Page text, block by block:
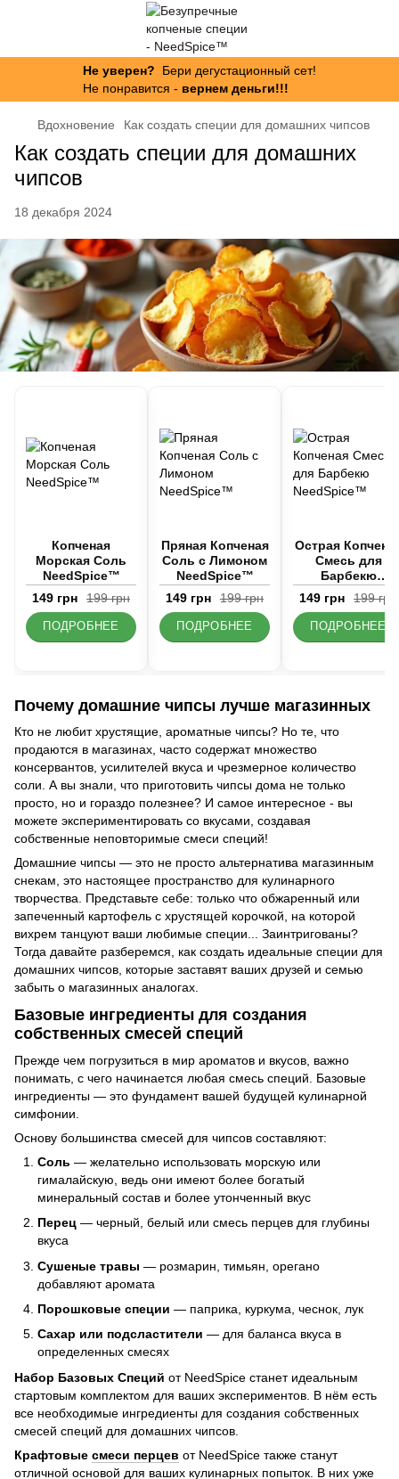
Не уверен? Бери дегустационный сет!
Не понравится - вернем деньги!!!
Вдохновение Как создать специи для домашних чипсов
Как создать специи для домашних
чипсов
18 декабря 2024
Копченая
Морская Соль
NeedSpice™
149 грн
199 грн
ПОДРОБНЕЕ
Пряная Копченая
Соль с Лимоном
NeedSpice™
149 грн
199 грн
ПОДРОБНЕЕ
Острая
Смесь для
Барбекю
NeedSpice™
149 грн 199 грн
ПОДРОБНЕЕ
Почему домашние чипсы лучше магазинных
Кто не любит хрустящие, ароматные чипсы? Но те, что
продаются в магазинах, часто содержат множество
консервантов, усилителей вкуса и чрезмерное количество
соли. А вы знали, что приготовить чипсы дома не только
просто, но и гораздо полезнее? И самое интересное - вы
можете экспериментировать со вкусами, создавая
собственные неповторимые смеси специй!
Домашние чипсы — это не просто альтернатива магазинным
снекам, это настоящее пространство для кулинарного
творчества. Представьте себе: только что обжаренный или
запеченный картофель с хрустящей корочкой, на которой
вихрем танцуют ваши любимые специи... Заинтригованы?
Тогда давайте разберемся, как создать идеальные специи для
домашних чипсов, которые заставят ваших друзей и семью
забыть о магазинных аналогах.
Базовые ингредиенты для создания
собственных смесей специй
Прежде чем погрузиться в мир ароматов и вкусов, важно
понимать, с чего начинается любая смесь специй. Базовые
ингредиенты — это фундамент вашей будущей кулинарной
симфонии.
Основу большинства смесей для чипсов составляют:
Соль — желательно использовать морскую или
гималайскую, ведь они имеют более богатый
минеральный состав и более утонченный вкус
Перец — черный, белый или смесь перцев для глубины
вкуса
Сушеные травы — розмарин, тимьян, орегано
добавляют аромата
Порошковые специи — паприка, куркума, чеснок, лук
Сахар или подсластители — для баланса вкуса в
определенных смесях
Набор Базовых Специй от NeedSpice станет идеальным
стартовым комплектом для ваших экспериментов. В нём есть
все необходимые ингредиенты для создания собственных
смесей специй для домашних чипсов.
Крафтовые смеси перцев от NeedSpice также станут
отличной основой для ваших кулинарных попыток. В них уже